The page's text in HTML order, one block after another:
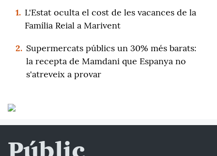
1. L'Estat oculta el cost de les vacances de la
Família Reial a Marivent
2. Supermercats públics un 30% més barats:
la recepta de Mamdani que Espanya no
s'atreveix a provar